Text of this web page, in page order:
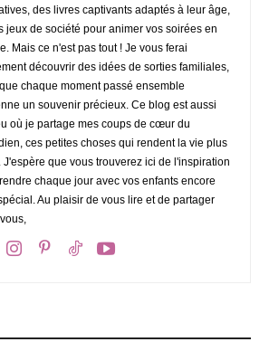
des livres captivants adaptés à leur âge,
jeux de société pour animer vos soirées en
Mais ce n'est pas tout ! Je vous ferai
découvrir des idées de sorties familiales,
chaque moment passé ensemble
un souvenir précieux. Ce blog est aussi
où je partage mes coups de cœur du
ces petites choses qui rendent la vie plus
J'espère que vous trouverez ici de l'inspiration
chaque jour avec vos enfants encore
Au plaisir de vous lire et de partager